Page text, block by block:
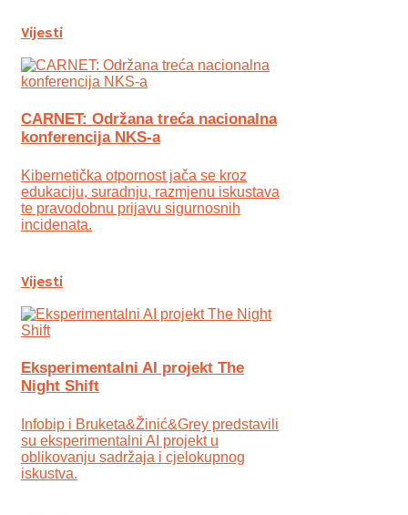
Vijesti
CARNET: Održana treća nacionalna
konferencija NKS-a
Kibernetička otpornost jača se kroz
edukaciju, suradnju, razmjenu iskustava
te pravodobnu prijavu sigurnosnih
incidenata.
Vijesti
Eksperimentalni AI projekt The
Night Shift
Infobip i Bruketa&Žinić&Grey predstavili
su eksperimentalni AI projekt u
oblikovanju sadržaja i cjelokupnog
iskustva.